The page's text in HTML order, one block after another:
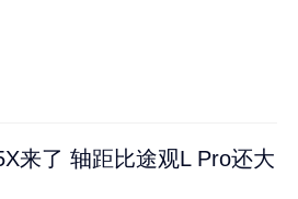
来了 轴距比途观L Pro还大